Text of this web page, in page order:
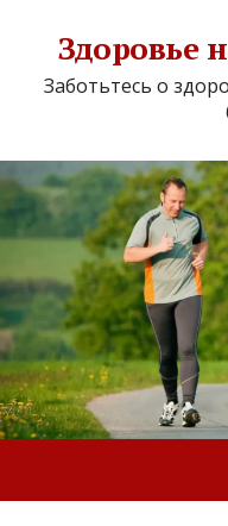
Здоровье
Заботьтесь о